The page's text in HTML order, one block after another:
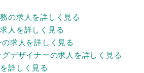
の求人を詳しく見る
人を詳しく見る
求人を詳しく見る
デザイナーの求人を詳しく見る
詳しく見る